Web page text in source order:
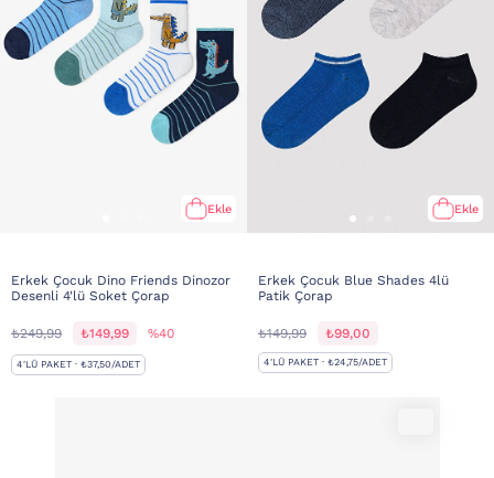
Ekle
Erkek Çocuk Dino Friends Dinozor
Desenli 4'lü Soket Çorap
₺249,99 ₺149,99 %40
4'LÜ PAKET · ₺37,50/ADET
Ekle
Erkek Çocuk Blue Shades 4lü
Patik Çorap
₺149,99 ₺99,00
4'LÜ PAKET · ₺24,75/ADET